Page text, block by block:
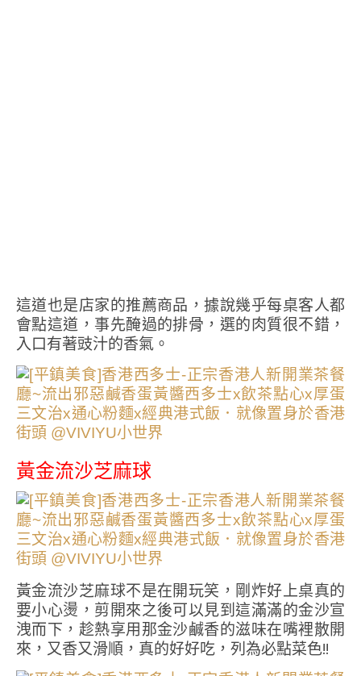
這道也是店家的推薦商品，據說幾乎每桌客人都
會點這道，事先醃過的排骨，選的肉質很不錯，
入口有著豉汁的香氣。
黃金流沙芝麻球
黃金流沙芝麻球不是在開玩笑，剛炸好上桌真的
要小心燙，剪開來之後可以見到這滿滿的金沙宣
洩而下，趁熱享用那金沙鹹香的滋味在嘴裡散開
來，又香又滑順，真的好好吃，列為必點菜色!!